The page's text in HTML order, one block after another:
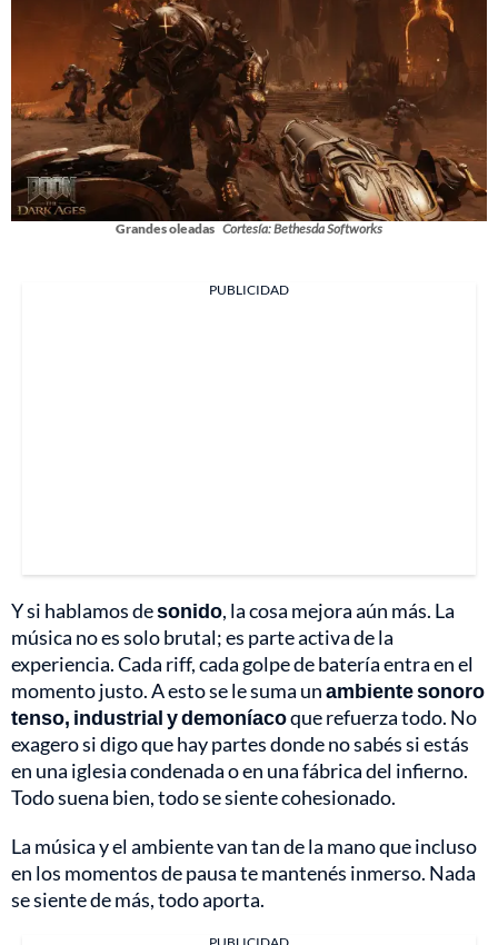
Grandes oleadas Cortesía: Bethesda Softworks
PUBLICIDAD
Y si hablamos desonido, la cosa mejora aún más. La
música no es solo brutal; es parte activa de la
experiencia. Cada riff, cada golpe de batería entra en el
momento justo. A esto se le suma unambiente sonoro
tenso, industrial y demoníacoque refuerza todo. No
exagero si digo que hay partes donde no sabés si estás
en una iglesia condenada o en una fábrica del infierno.
Todo suena bien, todo se siente cohesionado.
La música y el ambiente van tan de la mano que incluso
en los momentos de pausa te mantenés inmerso. Nada
se siente de más, todo aporta.